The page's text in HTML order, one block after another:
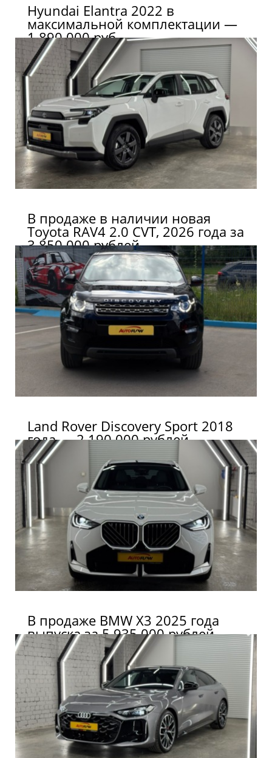
Hyundai Elantra 2022 в
максимальной комплектации —
1 890 000 руб.
В продаже в наличии новая
Toyota RAV4 2.0 CVT, 2026 года за
3 850 000 рублей
Land Rover Discovery Sport 2018
года — 2 190 000 рублей
В продаже BMW X3 2025 года
выпуска за 5 935 000 рублей.